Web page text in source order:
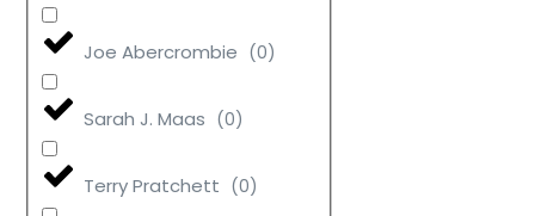
Joe Abercrombie (0)
Sarah J. Maas (0)
Terry Pratchett (0)